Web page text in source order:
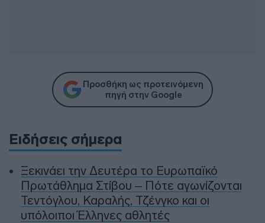
Προσθήκη ως προτεινόμενη
πηγή στην Google
Ειδήσεις σήμερα
Ξεκινάει την Δευτέρα το Ευρωπαϊκό
Πρωτάθλημα Στίβου – Πότε αγωνίζονται
Τεντόγλου, Καραλής, Τζένγκο και οι
υπόλοιποι Έλληνες αθλητές